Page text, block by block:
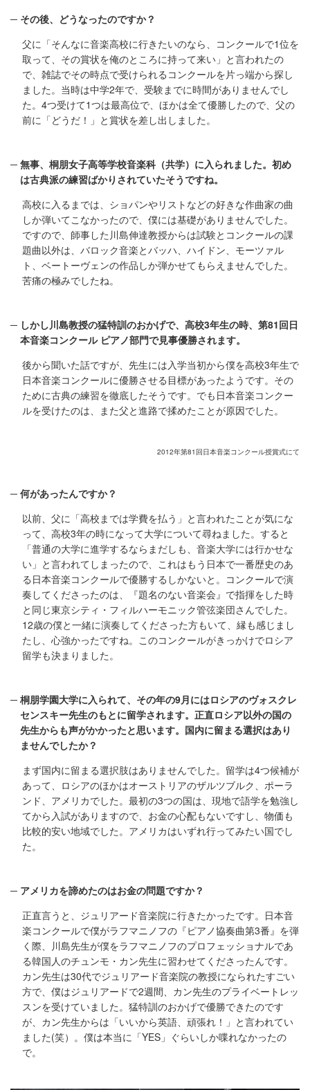
その後、どうなったのですか？
父に「そんなに音楽高校に行きたいのなら、コンクールで1位を
取って、その賞状を俺のところに持って来い」と言われたの
で、雑誌でその時点で受けられるコンクールを片っ端から探し
ました。当時は中学2年で、受験までに時間がありませんでし
た。4つ受けて1つは最高位で、ほかは全て優勝したので、父の
前に「どうだ！」と賞状を差し出しました。
無事、桐朋女子高等学校音楽科（共学）に入られました。初め
は古典派の練習ばかりされていたそうですね。
高校に入るまでは、ショパンやリストなどの好きな作曲家の曲
しか弾いてこなかったので、僕には基礎がありませんでした。
ですので、師事した川島伸達教授からは試験とコンクールの課
題曲以外は、バロック音楽とバッハ、ハイドン、モーツァル
ト、ベートーヴェンの作品しか弾かせてもらえませんでした。
苦痛の極みでしたね。
しかし川島教授の猛特訓のおかげで、高校3年生の時、第81回日
本音楽コンクール ピアノ部門で見事優勝されます。
後から聞いた話ですが、先生には入学当初から僕を高校3年生で
日本音楽コンクールに優勝させる目標があったようです。その
ために古典の練習を徹底したそうです。でも日本音楽コンクー
ルを受けたのは、また父と進路で揉めたことが原因でした。
2012年第81回日本音楽コンクール授賞式にて
何があったんですか？
以前、父に「高校までは学費を払う」と言われたことが気にな
って、高校3年の時になって大学について尋ねました。すると
「普通の大学に進学するならまだしも、音楽大学には行かせな
い」と言われてしまったので、これはもう日本で一番歴史のあ
る日本音楽コンクールで優勝するしかないと。コンクールで演
奏してくださったのは、『題名のない音楽会』で指揮をした時
と同じ東京シティ・フィルハーモニック管弦楽団さんでした。
12歳の僕と一緒に演奏してくださった方もいて、縁も感じまし
たし、心強かったですね。このコンクールがきっかけでロシア
留学も決まりました。
桐朋学園大学に入られて、その年の9月にはロシアのヴォスクレ
センスキー先生のもとに留学されます。正直ロシア以外の国の
先生からも声がかかったと思います。国内に留まる選択はあり
ませんでしたか？
まず国内に留まる選択肢はありませんでした。留学は4つ候補が
あって、ロシアのほかはオーストリアのザルツブルク、ポーラ
ンド、アメリカでした。最初の3つの国は、現地で語学を勉強し
てから入試がありますので、お金の心配もないですし、物価も
比較的安い地域でした。アメリカはいずれ行ってみたい国でし
た。
アメリカを諦めたのはお金の問題ですか？
正直言うと、ジュリアード音楽院に行きたかったです。日本音
楽コンクールで僕がラフマニノフの『ピアノ協奏曲第3番』を弾
く際、川島先生が僕をラフマニノフのプロフェッショナルであ
る韓国人のチュンモ・カン先生に習わせてくださったんです。
カン先生は30代でジュリアード音楽院の教授になられたすごい
方で、僕はジュリアードで2週間、カン先生のプライベートレッ
スンを受けていました。猛特訓のおかげで優勝できたのです
が、カン先生からは「いいから英語、頑張れ！」と言われてい
ました(笑）。僕は本当に「YES」ぐらいしか喋れなかったの
で。